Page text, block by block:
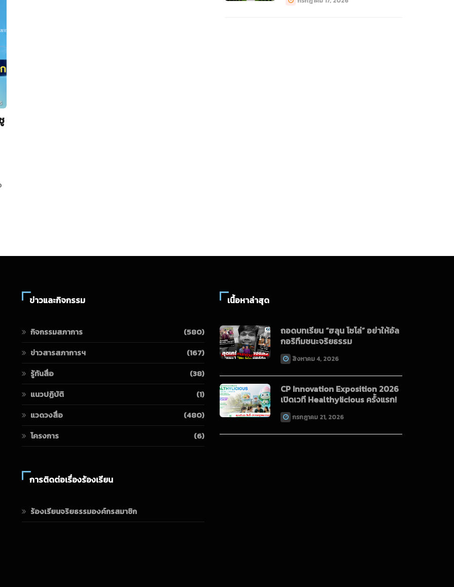
ข่าวและกิจกรรม
กิจกรรมสภาการ
(580)
ข่าวสารสภาการฯ
(167)
รู้ทันสื่อ
(38)
แนวปฏิบัติ
(1)
แวดวงสื่อ
(480)
โครงการ
(6)
การติดต่อเรื่องร้องเรียน
ร้องเรียนจริยธรรมองค์กรสมาชิก
เนื้อหาล่าสุด
ถอดบทเรียน “ฮลุน โซโล่” อย่าให้อัล
กอริทึมชนะจริยธรรม
สิงหาคม 4, 2026
CP Innovation Exposition 2026
เปิดเวที Healthylicious ครั้งแรก!
กรกฎาคม 21, 2026